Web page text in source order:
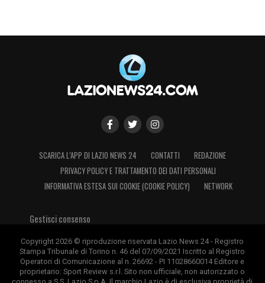
SCARICA L’APP DI LAZIO NEWS 24 CONTATTI
REDAZIONE
PRIVACY POLICY E TRATTAMENTO DEI DATI PERSONALI
INFORMATIVA ESTESA SUI COOKIE (COOKIE POLICY)
NETWORK
Gestisci consenso
Copyright 2026 © riproduzione riservata Lazio News 24 - Registro
Stampa Tribunale di Torino n. 46 del 07/09/2021 Iscritto al Registro
Operatori di Comunicazione al n. 26692 - PI 11028660014 Editore e
proprietario: Sport Review s.r.l. Sito non ufficiale, non autorizzato o